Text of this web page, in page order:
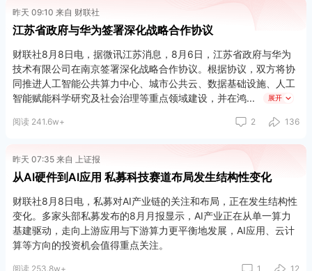
昨天 09:10 来自 财联社
江苏省政府与华为签署深化战略合作协议
财联社8月8日电，据微讯江苏消息，8月6日，江苏省政府与华为
技术有限公司在南京签署深化战略合作协议。根据协议，双方将协
同推进人工智能公共算力中心、城市公共云、数据基础设施、人工
智能赋能科学研究及社会治理等重点领域建设，并在鸿
展开
阅读 241.6w+ 2 136
昨天 07:35 来自 上证报
从AI硬件到AI应用 私募科技赛道布局发生结构性变化
财联社8月8日电，私募对AI产业链的关注和布局，正在发生结构性
变化。多家头部私募发布的8月月报显示，AI产业正在从单一算力
基建驱动，走向上游应用与下游算力更平衡地发展，AI应用、云计
算等方向的投资机会值得重点关注。
阅读 253.8w+ 1 12